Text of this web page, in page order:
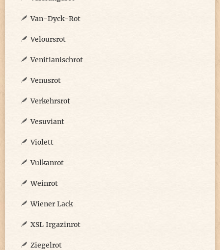
Van-Dyck-Rot
Veloursrot
Venitianischrot
Venusrot
Verkehrsrot
Vesuviant
Violett
Vulkanrot
Weinrot
Wiener Lack
XSL Irgazinrot
Ziegelrot